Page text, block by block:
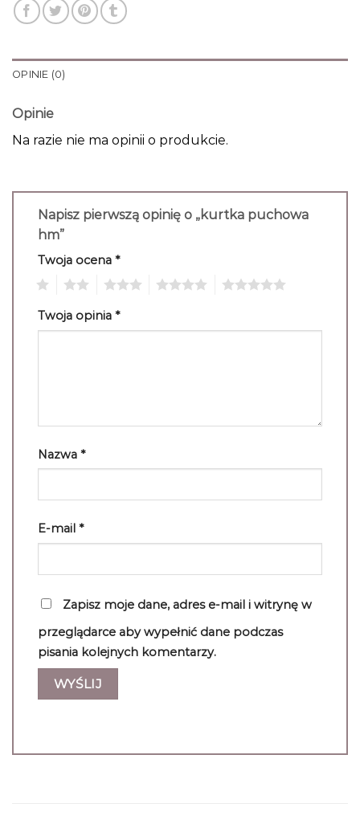
OPINIE (0)
Opinie
Na razie nie ma opinii o produkcie.
Napisz pierwszą opinię o „kurtka puchowa
hm”
Twoja ocena *
Twoja opinia *
Nazwa *
E-mail *
Zapisz moje dane, adres e-mail i witrynę w
przeglądarce aby wypełnić dane podczas
pisania kolejnych komentarzy.